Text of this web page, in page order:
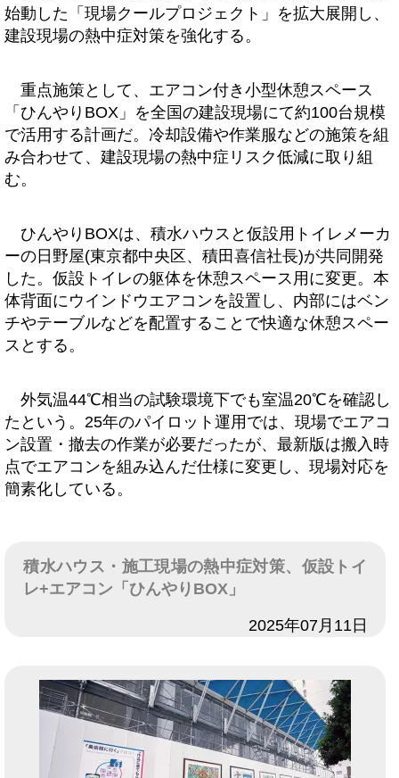
始動した「現場クールプロジェクト」を拡大展開し、
建設現場の熱中症対策を強化する。
重点施策として、エアコン付き小型休憩スペース
「ひんやりBOX」を全国の建設現場にて約100台規模
で活用する計画だ。冷却設備や作業服などの施策を組
み合わせて、建設現場の熱中症リスク低減に取り組
む。
ひんやりBOXは、積水ハウスと仮設用トイレメーカ
ーの日野屋(東京都中央区、積田喜信社長)が共同開発
した。仮設トイレの躯体を休憩スペース用に変更。本
体背面にウインドウエアコンを設置し、内部にはベン
チやテーブルなどを配置することで快適な休憩スペー
スとする。
外気温44℃相当の試験環境下でも室温20℃を確認し
たという。25年のパイロット運用では、現場でエアコ
ン設置・撤去の作業が必要だったが、最新版は搬入時
点でエアコンを組み込んだ仕様に変更し、現場対応を
簡素化している。
積水ハウス・施工現場の熱中症対策、仮設トイ
レ+エアコン「ひんやりBOX」
2025年07月11日